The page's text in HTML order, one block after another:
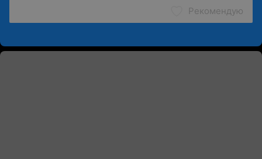
Рекомендую